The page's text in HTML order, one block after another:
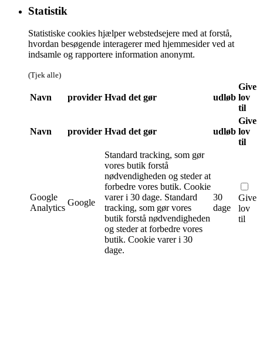
Statistik
Statistiske cookies hjælper webstedsejere med at forstå,
hvordan besøgende interagerer med hjemmesider ved at
indsamle og rapportere information anonymt.
(Tjek alle)
Navn provider Hvad det gør udløb
Give
lov
til
Navn provider Hvad det gør udløb
Give
lov
til
Google
Analytics
Google
Standard tracking, som gør
vores butik forstå
nødvendigheden og steder at
forbedre vores butik. Cookie
varer i 30 dage. Standard
tracking, som gør vores
butik forstå nødvendigheden
og steder at forbedre vores
butik. Cookie varer i 30
dage.
30
dage
Give
lov
til